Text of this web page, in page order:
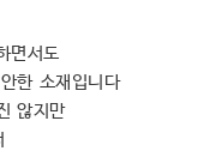
면서도
한 소재입니다
않지만